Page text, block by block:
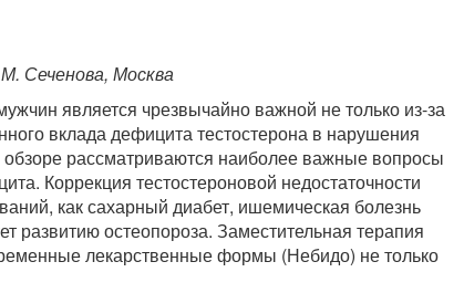
Сеченова, Москва
является чрезвычайно важной не только из-за
вклада дефицита тестостерона в нарушения
рассматриваются наиболее важные вопросы
Коррекция тестостероновой недостаточности
как сахарный диабет, ишемическая болезнь
развитию остеопороза. Заместительная терапия
лекарственные формы (Небидо) не только